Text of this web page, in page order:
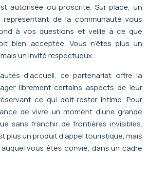
autorisée ou proscrite. Sur place, un
de la communauté vous
à vos questions et veille à ce que
bien acceptée. Vous n’êtes plus un
un invité respectueux.
d’accueil, ce partenariat offre la
librement certains aspects de leur
ce qui doit rester intime. Pour
de vivre un moment d’une grande
sans franchir de frontières invisibles.
plus un produit d’appel touristique, mais
vous êtes convié, dans un cadre